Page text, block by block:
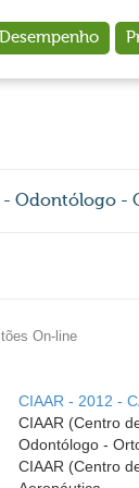
Desempenho
- Odontólogo -
On-line
CIAAR - 2012 -
CIAAR (Centro
Odontólogo -
CIAAR (Centro